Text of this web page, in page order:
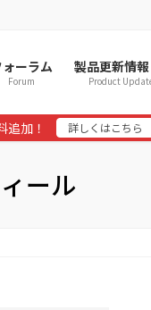
ォーラム
Forum
製品更新情報
Product
加！ 詳しくはこちら
ール